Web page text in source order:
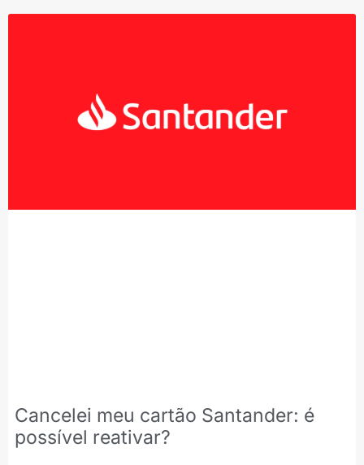
Cancelei meu cartão Santander: é
possível reativar?